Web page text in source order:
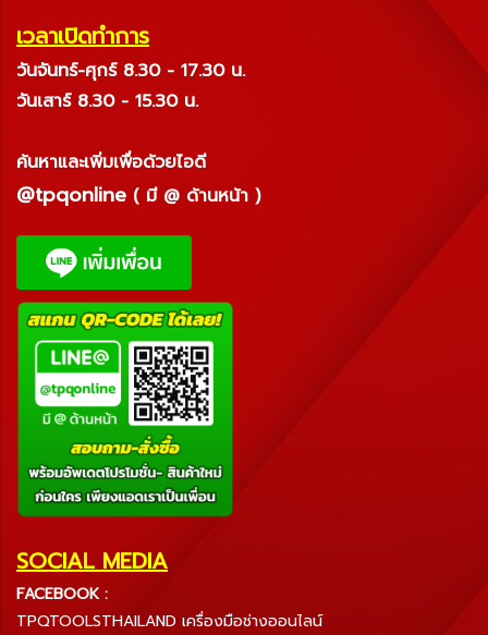
เวลาเปิดทำการ
วันจันทร์-ศุกร์ 8.30 - 17.30 น.
วันเสาร์ 8.30 - 15.30 น.
ค้นหาและเพิ่มเพื่อด้วยไอดี
@tpqonline ( มี @ ด้านหน้า )
SOCIAL MEDIA
FACEBOOK :
TPQTOOLSTHAILAND เครื่องมือช่างออนไลน์